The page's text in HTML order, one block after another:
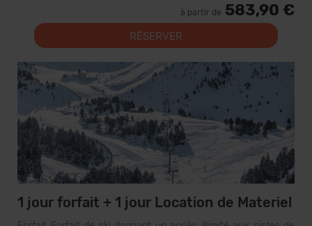
à partir de 583,90 €
RÉSERVER
1 jour forfait + 1 jour Location de Materiel